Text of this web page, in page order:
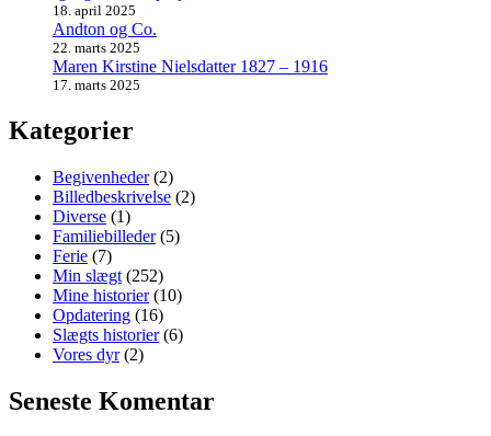
18. april 2025
Andton og Co.
22. marts 2025
Maren Kirstine Nielsdatter 1827 – 1916
17. marts 2025
Kategorier
Begivenheder(2)
Billedbeskrivelse (2)
Diverse (1)
Familiebilleder(5)
Ferie (7)
Min slægt (252)
Mine historier(10)
Opdatering (16)
Slægts historier(6)
Vores dyr(2)
Seneste Komentar